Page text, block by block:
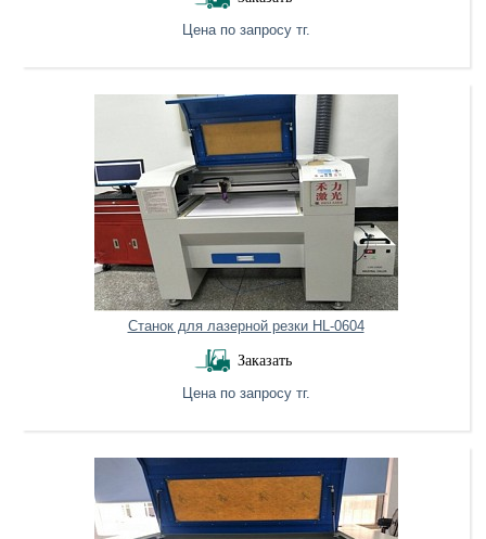
Цена по запросу тг.
Станок для лазерной резки HL-0604
Заказать
Цена по запросу тг.